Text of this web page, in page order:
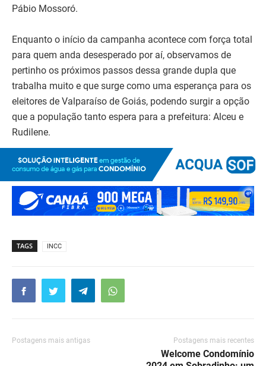
Pábio Mossoró.
Enquanto o início da campanha acontece com força total
para quem anda desesperado por aí, observamos de
pertinho os próximos passos dessa grande dupla que
trabalha muito e que surge como uma esperança para os
eleitores de Valparaíso de Goiás, podendo surgir a opção
que a população tanto espera para a prefeitura: Alceu e
Rudilene.
TAGS INCC
Postagens mais antigas Postagens mais recentes
Welcome Condomínio